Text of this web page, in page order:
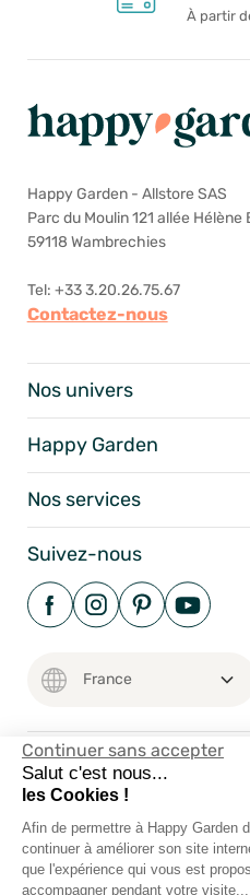
Continuer sans accepter
Salut c'est nous...
les Cookies !
Afin de permettre à Happy Garden
continuer à améliorer son site
que l'expérience qui vous est
accompagner pendant votre visite...
À partir
Happy Garden - Allstore SAS
Parc du Moulin 121 allée Hélène
59118 Wambrechies
Tel: +33 3.20.26.75.67
Contactez-nous
Nos univers
Happy Garden
Nos services
Suivez-nous
Mentions Légales
Vie Privée
Happy-Garden.fr - Allstore SAS